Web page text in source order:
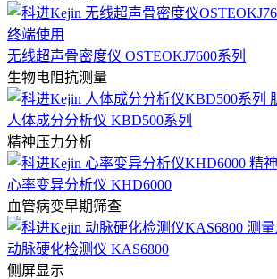
无线超声骨密度仪 OSTEOKJ7600系列
生物电阻抗测量
人体成分分析仪 KBD500系列
精神压力分析
心率变异分析仪 KHD6000
血管病变早期筛查
动脉硬化检测仪 KAS6800
侧屏显示